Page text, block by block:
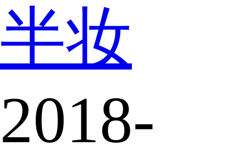
半妆
2018-